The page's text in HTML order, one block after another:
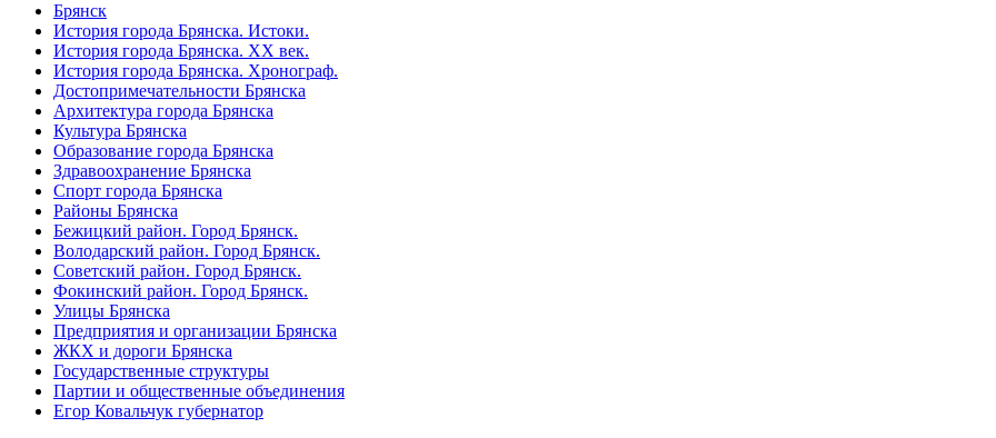
Брянск
История города Брянска. Истоки.
История города Брянска. XX век.
История города Брянска. Хронограф.
Достопримечательности Брянска
Архитектура города Брянска
Культура Брянска
Образование города Брянска
Здравоохранение Брянска
Спорт города Брянска
Районы Брянска
Бежицкий район. Город Брянск.
Володарский район. Город Брянск.
Советский район. Город Брянск.
Фокинский район. Город Брянск.
Улицы Брянска
Предприятия и организации Брянска
ЖКХ и дороги Брянска
Государственные структуры
Партии и общественные объединения
Егор Ковальчук губернатор